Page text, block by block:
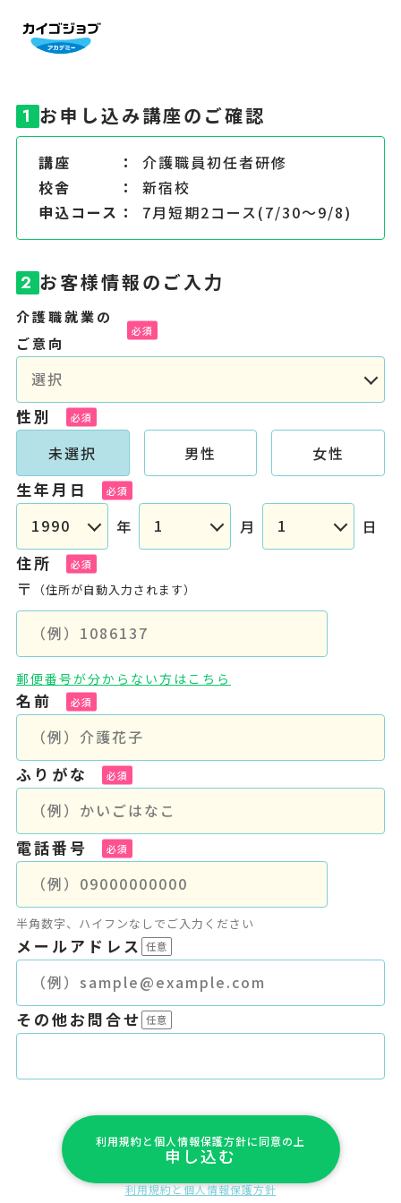
1 お申し込み講座のご確認
講座
介護職員初任者研修
校舎
新宿校
申込コース
7月短期2コース(7/30～9/8)
2 お客様情報のご入力
介護職就業の
ご意向
性別
未選択 男性 女性
生年月日
年 月 日
住所
〒 （住所が自動入力されます）
郵便番号が分からない方はこちら
名前
ふりがな
電話番号
半角数字、ハイフンなしでご入力ください
メールアドレス
その他お問合せ
利用規約と個人情報保護方針に同意の上
申し込む
利用規約と個人情報保護方針